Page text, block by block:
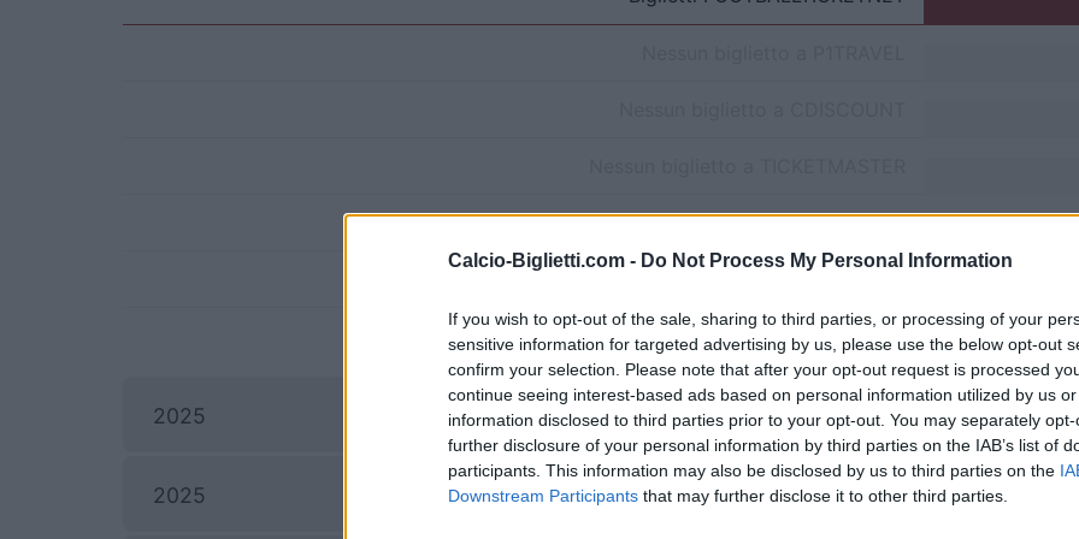
Calcio-Biglietti.com - Do Not Process My Personal Information
If you wish to opt-out of the sale, sharing to third parties, or processing of your
sensitive information for targeted advertising by us, please use the below opt-out
confirm your selection. Please note that after your opt-out request is processed
continue seeing interest-based ads based on personal information utilized by us
information disclosed to third parties prior to your opt-out. You may separately
further disclosure of your personal information by third parties on the IAB’s list of
participants. This information may also be disclosed by us to third parties on the
Downstream Participants that may further disclose it to other third parties.
Nessun biglietto aFNAC
Partite Venezia Inter Milan
2025 Inter Milan 5-1
2025 Venezia 0-1